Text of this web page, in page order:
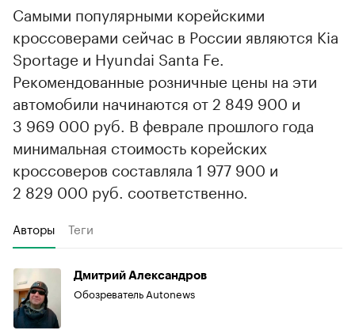
Самыми популярными корейскими
кроссоверами сейчас в России являются Kia
Sportage и Hyundai Santa Fe.
Рекомендованные розничные цены на эти
автомобили начинаются от 2 849 900 и
3 969 000 руб. В феврале прошлого года
минимальная стоимость корейских
кроссоверов составляла 1 977 900 и
2 829 000 руб. соответственно.
Авторы Теги
Дмитрий Александров
Обозреватель Autonews